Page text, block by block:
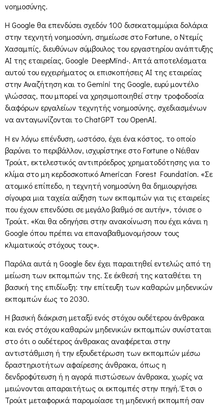
νοημοσύνης.
Η Google θα επενδύσει σχεδόν 100 δισεκατομμύρια δολάρια
στην τεχνητή νοημοσύνη, σημείωσε στο Fortune, ο Ντεμίς
Χασαμπίς, διευθύνων σύμβουλος του εργαστηρίου ανάπτυξης
AI της εταιρείας, Google DeepMind-. Απτά αποτελέσματα
αυτού του εγχειρήματος οι επισκοπήσεις AI της εταιρείας
στην Αναζήτηση και το Gemini της Google, ευρύ μοντέλο
γλώσσας, που μπορεί να χρησιμοποιηθεί στην τροφοδοσία
διαφόρων εργαλείων τεχνητής νοημοσύνης, σχεδιασμένων
να ανταγωνίζονται το ChatGPT του OpenAI.
Η εν λόγω επένδυση, ωστόσο, έχει ένα κόστος, το οποίο
βαρύνει το περιβάλλον, ισχυρίστηκε στο Fortune ο Νέιθαν
Τρούιτ, εκτελεστικός αντιπρόεδρος χρηματοδότησης για το
κλίμα στο μη κερδοσκοπικό American Forest Foundation. «Σε
ατομικό επίπεδο, η τεχνητή νοημοσύνη θα δημιουργήσει
σίγουρα μια ταχεία αύξηση των εκπομπών για τις εταιρείες
που έχουν επενδύσει σε μεγάλο βαθμό σε αυτήν», τόνισε ο
Τρούιτ. «Και θα οδηγήσει στην ανακοίνωση που έχει κάνει η
Google όπου πρέπει να επαναβαθμονομήσουν τους
κλιματικούς στόχους τους».
Παρόλα αυτά η Google δεν έχει παραιτηθεί εντελώς από τη
μείωση των εκπομπών της. Σε έκθεσή της καταθέτει τη
βασική της επιδίωξη: την επίτευξη των καθαρών μηδενικών
εκπομπών έως το 2030.
Η βασική διάκριση μεταξύ ενός στόχου ουδέτερου άνθρακα
και ενός στόχου καθαρών μηδενικών εκπομπών συνίσταται
στο ότι ο ουδέτερος άνθρακας αναφέρεται στην
αντιστάθμιση ή την εξουδετέρωση των εκπομπών μέσω
δραστηριοτήτων αφαίρεσης άνθρακα, όπως η
δενδροφύτευση ή η αγορά πιστώσεων άνθρακα, χωρίς να
μειώνονται απαραιτήτως οι εκπομπές στην πηγή. Έτσι ο
Τρούιτ μεταφορικά παρομοίασε τη μηδενική εκπομπή σαν